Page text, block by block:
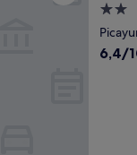
2.0-
6.4
6,4/